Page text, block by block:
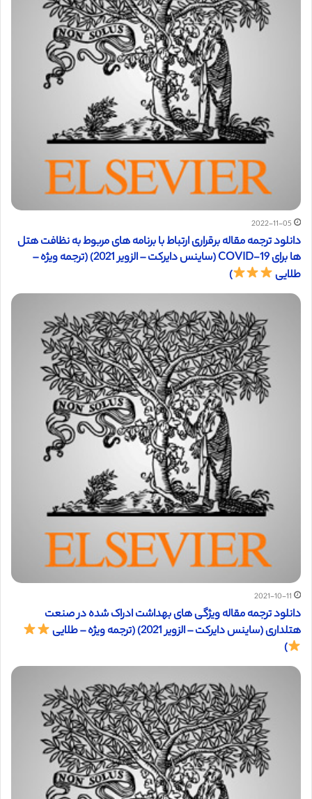
2022-11-05
دانلود ترجمه مقاله برقراری ارتباط با برنامه های مربوط به نظافت هتل
ها برای COVID-19 (ساینس دایرکت – الزویر 2021) (ترجمه ویژه –
طلایی
)
2021-10-11
دانلود ترجمه مقاله ویژگی های بهداشت ادراک شده در صنعت
هتلداری (ساینس دایرکت – الزویر 2021) (ترجمه ویژه – طلایی
)